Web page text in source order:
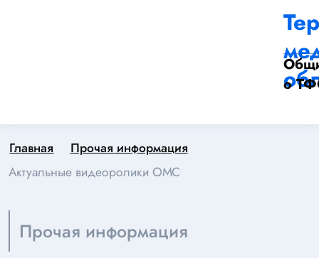
о
Главная
Прочая информация
Актуальные видеоролики ОМС
Прочая информация